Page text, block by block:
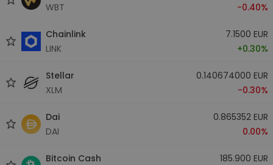
WBT
-0.40%
Chainlink
LINK
7.1500 EUR
+0.30%
Stellar
XLM
0.140674000 EUR
-0.30%
Dai
DAI
0.865352 EUR
0.00%
Bitcoin Cash
185.900 EUR